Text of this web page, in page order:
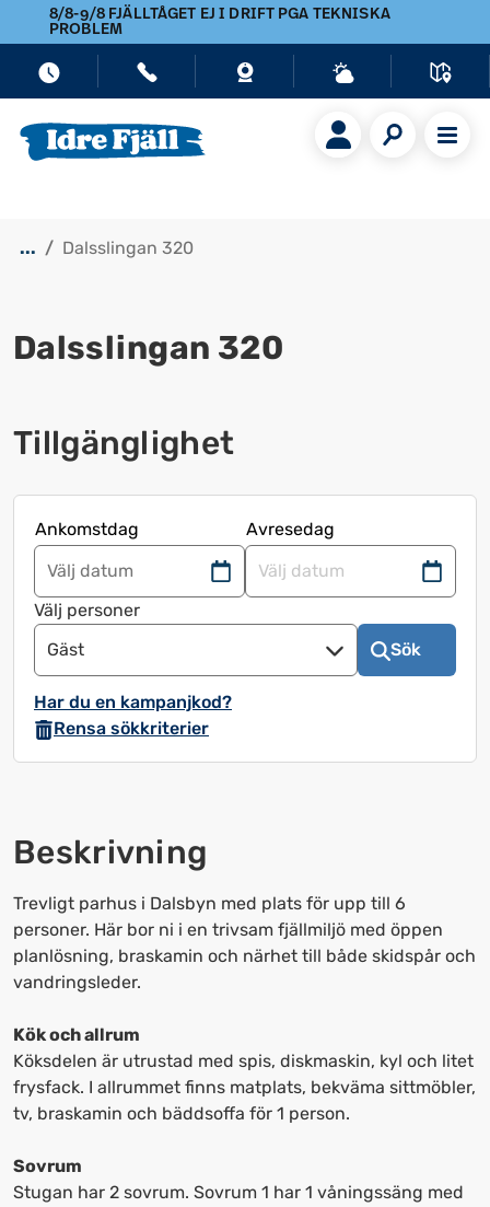
8/8-9/8 FJÄLLTÅGET EJ I DRIFT PGA TEKNISKA
PROBLEM
... Dalsslingan 320
Dalsslingan 320
Tillgänglighet
Ankomstdag
Avresedag
Navigera
framåt
för
att
kalendern
och
välja
Tryck
på
frågetecknet
för
att
få
kortkommandon
för
att
ändra
Navigera
välja
frågetecknet
för
att
för
att
ändra
Välj personer
Gäst
Sök
Har du en kampanjkod?
Rensa sökkriterier
Beskrivning
Trevligt parhus i Dalsbyn med plats för upp till 6
personer. Här bor ni i en trivsam fjällmiljö med öppen
planlösning, braskamin och närhet till både skidspår och
vandringsleder.
Kök och allrum
Köksdelen är utrustad med spis, diskmaskin, kyl och litet
frysfack. I allrummet finns matplats, bekväma sittmöbler,
tv, braskamin och bäddsoffa för 1 person.
Sovrum
Stugan har 2 sovrum. Sovrum 1 har 1 våningssäng med